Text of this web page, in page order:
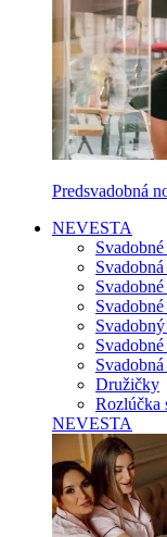
Predsvadobná
NEVESTA
Družičky
Rozlúčka
NEVESTA